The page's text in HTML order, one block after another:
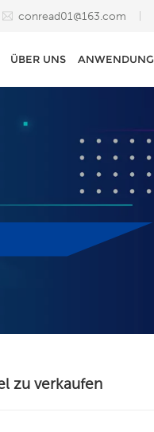
conread01@163.com
ÜBER UNS ANWENDUNG
zu verkaufen